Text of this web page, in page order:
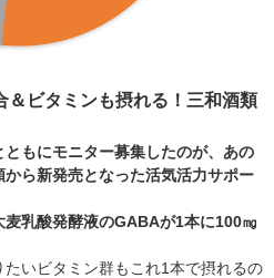
ビタミンも摂れる！三和酒類
もにモニター募集したのが、あの
ら新発売となった活気活力サポー
麦乳酸発酵液のGABAが1本に100㎎
いビタミン群もこれ1本で摂れるの